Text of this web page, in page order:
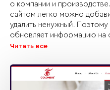
о компании и
сайтом легко можно
удалить ненужный.
обновляет информацию на
Читать все